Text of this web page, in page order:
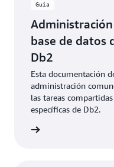
Guía
base de datos
Db2
Esta documentación
administración
las tareas
específicas de Db2.